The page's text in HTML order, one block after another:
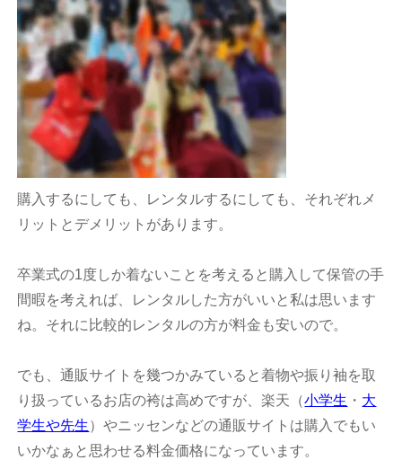
購入するにしても、レンタルするにしても、それぞれメ
リットとデメリットがあります。
卒業式の1度しか着ないことを考えると購入して保管の手
間暇を考えれば、レンタルした方がいいと私は思います
ね。それに比較的レンタルの方が料金も安いので。
でも、通販サイトを幾つかみていると着物や振り袖を取
り扱っているお店の袴は高めですが、楽天（小学生 ・ 大
学生や先生）やニッセンなどの通販サイトは購入でもい
いかなぁと思わせる料金価格になっています。